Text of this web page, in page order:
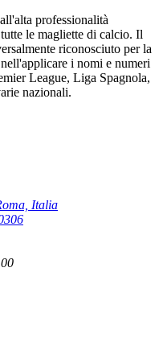
professionalità
le magliette di calcio. Il
riconosciuto per la
i nomi e numeri
League, Liga Spagnola,
nazionali.
Italia